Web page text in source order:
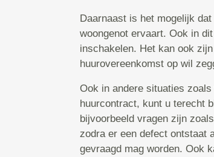
Daarnaast is het mogelijk
woongenot ervaart. Ook in
inschakelen. Het kan ook
huurovereenkomst op wil
Ook in andere situaties
huurcontract, kunt u terecht
bijvoorbeeld vragen zijn
zodra er een defect ontstaat
gevraagd mag worden. Ook